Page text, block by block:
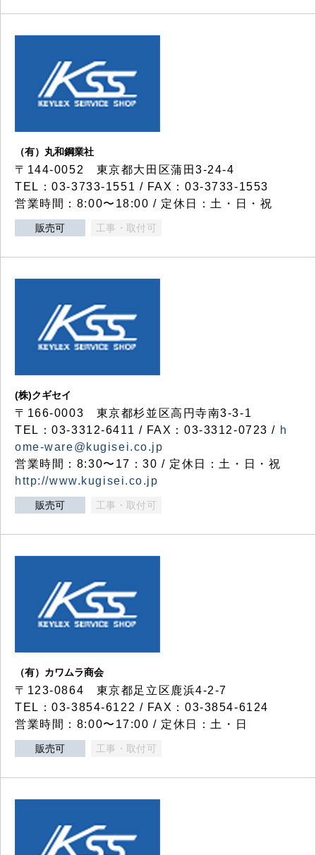
（有）丸和鋼業社
〒144-0052 東京都大田区蒲田3-24-4
TEL：03-3733-1551 / FAX：03-3733-1553
営業時間：8:00〜18:00 / 定休日：土・日・祝
販売可 工事・取付可
(株)クギセイ
〒166-0003 東京都杉並区高円寺南3-3-1
TEL：03-3312-6411 / FAX：03-3312-0723 / h
ome-ware@kugisei.co.jp
営業時間：8:30〜17：30 / 定休日：土・日・祝
http://www.kugisei.co.jp
販売可 工事・取付可
（有）カワムラ商会
〒123-0864 東京都足立区鹿浜4-2-7
TEL：03-3854-6122 / FAX：03-3854-6124
営業時間：8:00〜17:00 / 定休日：土・日
販売可 工事・取付可